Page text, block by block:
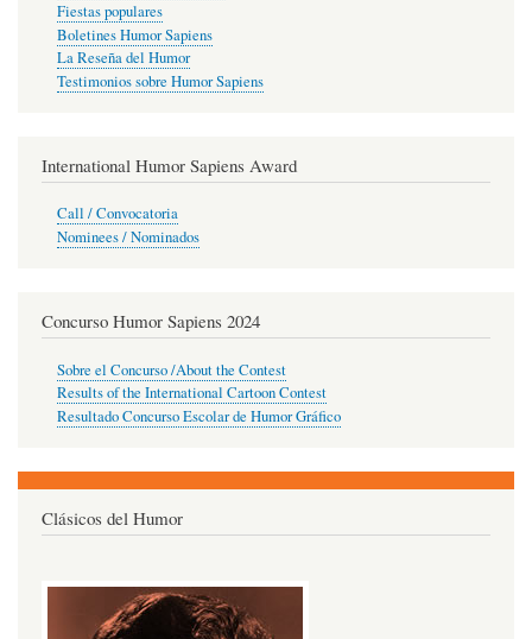
Fiestas populares
Boletines Humor Sapiens
La Reseña del Humor
Testimonios sobre Humor Sapiens
International Humor Sapiens Award
Call / Convocatoria
Nominees / Nominados
Concurso Humor Sapiens 2024
Sobre el Concurso /About the Contest
Results of the International Cartoon Contest
Resultado Concurso Escolar de Humor Gráfico
Clásicos del Humor